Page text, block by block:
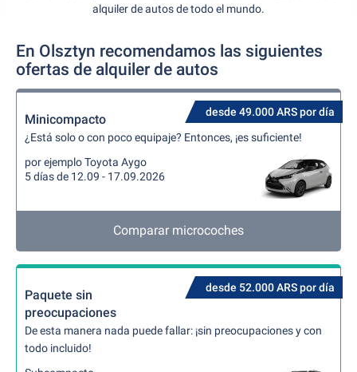
alquiler de autos de todo el mundo.
En Olsztyn recomendamos las siguientes
ofertas de alquiler de autos
desde 49.000 ARS por día
Minicompacto
¿Está solo o con poco equipaje? Entonces, ¡es suficiente!
por ejemplo Toyota Aygo
5 días de 12.09 - 17.09.2026
Comparar microcoches
desde 52.000 ARS por día
Paquete sin
preocupaciones
De esta manera nada puede fallar: ¡sin preocupaciones y con
todo incluido!